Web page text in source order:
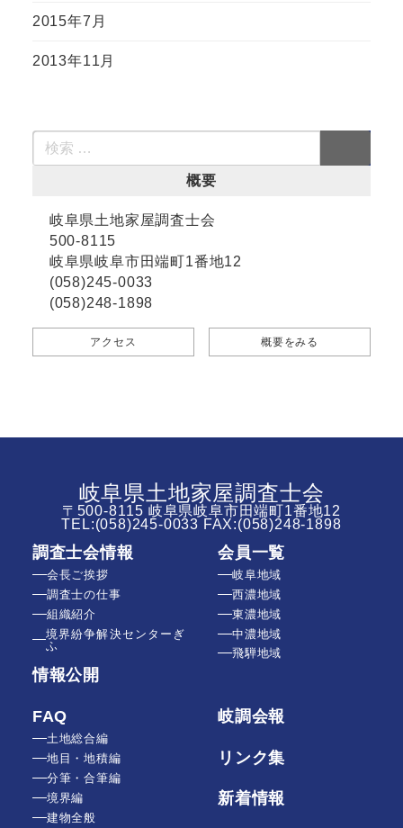
2015年7月
2013年11月
概要
岐阜県土地家屋調査士会
500-8115
岐阜県岐阜市田端町1番地12
(058)245-0033
(058)248-1898
アクセス 概要をみる
岐阜県土地家屋調査士会
〒500-8115 岐阜県岐阜市田端町1番地12
TEL:(058)245-0033 FAX:(058)248-1898
調査士会情報
会長ご挨拶
調査士の仕事
組織紹介
境界紛争解決センターぎ
ふ
情報公開
FAQ
土地総合編
地目・地積編
分筆・合筆編
境界編
建物全般
会員一覧
岐阜地域
西濃地域
東濃地域
中濃地域
飛騨地域
岐調会報
リンク集
新着情報